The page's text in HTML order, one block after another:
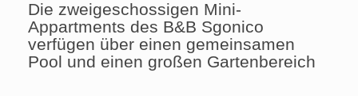
Die zweigeschossigen Mini-
Appartments des B&B Sgonico
verfügen über einen gemeinsamen
Pool und einen großen Gartenbereich